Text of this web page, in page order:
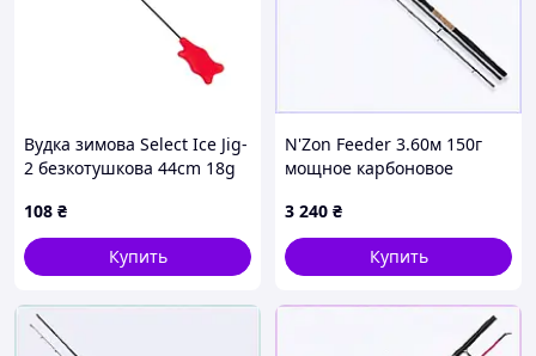
Вудка зимова Select Ice Jig-
2 безкотушкова 44cm 18g
108 ₴
Купить
N'Zon Feeder 3.60м 150г
мощное карбоновое
3 240 ₴
Купить